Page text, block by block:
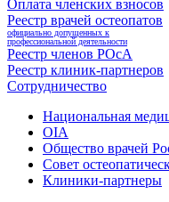
Оплата членских взносов
Реестр врачей остеопатов
официально допущенных к
профессиональной деятельности
Реестр членов РОсА
Реестр клиник-партнеров
Сотрудничество
Национальная
OIA
Общество врачей
Совет
Клиники-партнеры